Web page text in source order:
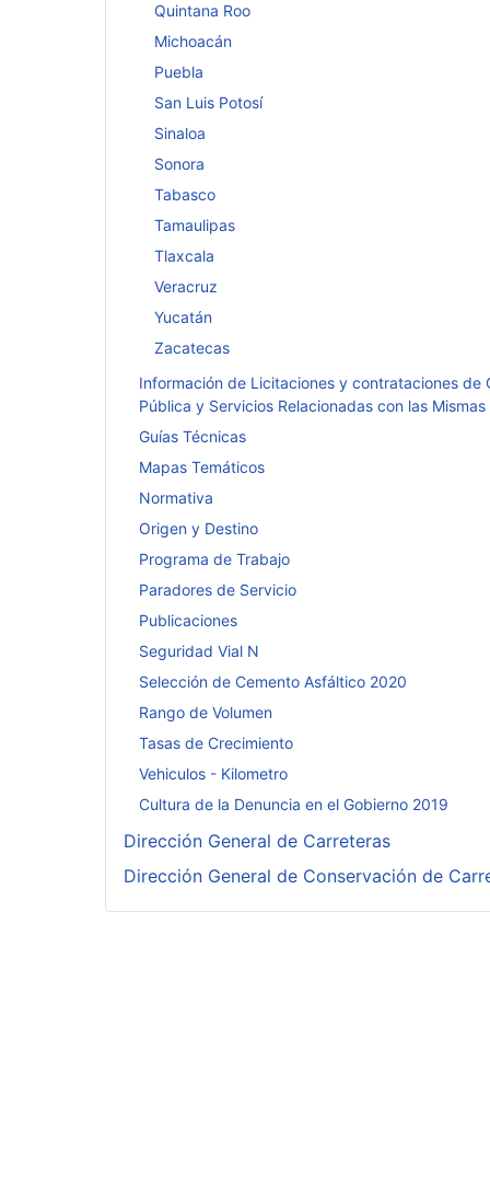
Quintana Roo
Michoacán
Puebla
San Luis Potosí
Sinaloa
Sonora
Tabasco
Tamaulipas
Tlaxcala
Veracruz
Yucatán
Zacatecas
Información de Licitaciones y contrataciones de
Pública y Servicios Relacionadas con las Mismas
Guías Técnicas
Mapas Temáticos
Normativa
Origen y Destino
Programa de Trabajo
Paradores de Servicio
Publicaciones
Seguridad Vial N
Selección de Cemento Asfáltico 2020
Rango de Volumen
Tasas de Crecimiento
Vehiculos - Kilometro
Cultura de la Denuncia en el Gobierno 2019
Dirección General de Carreteras
Dirección General de Conservación de